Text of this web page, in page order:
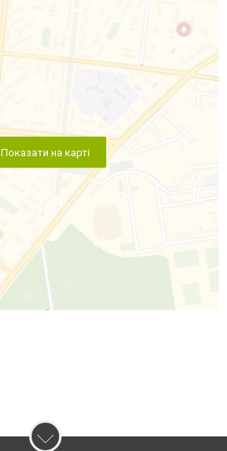
Показати на карті